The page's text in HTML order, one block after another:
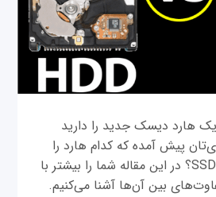
هارد دیسک جدید را دارید
پیش آمده که کدام هارد را
انتخاب کنم: HDD یا SSD؟ در این مقاله شما را بیشتر با
بین آن‌ها آشنا می‌کنیم.